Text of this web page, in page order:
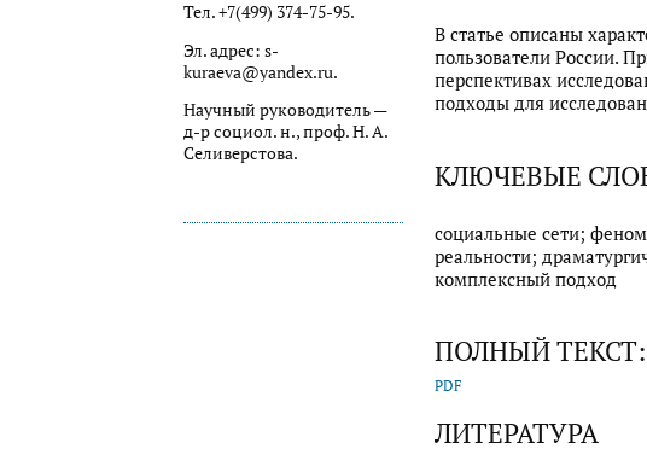
Тел. +7(499) 374-75-95.
Эл. адрес: s-
kuraeva@yandex.ru.
Научный руководитель —
д-р социол. н., проф. Н. А.
Селиверстова.
В статье описаны
пользователи России.
перспективах
подходы для
КЛЮЧЕВЫЕ
социальные сети;
реальности;
комплексный подход
ПОЛНЫЙ ТЕКСТ:
PDF
ЛИТЕРАТУРА